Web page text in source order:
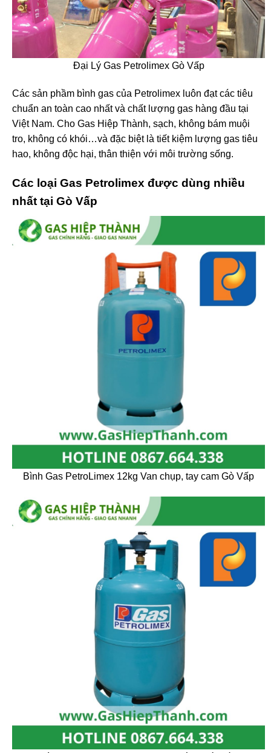
Đại Lý Gas Petrolimex Gò Vấp
Các sản phầm bình gas của Petrolimex luôn đạt các tiêu
chuẩn an toàn cao nhất và chất lượng gas hàng đầu tại
Việt Nam. Cho Gas Hiệp Thành, sạch, không bám muội
tro, không có khói…và đặc biệt là tiết kiệm lượng gas tiêu
hao, không độc hại, thân thiện với môi trường sống.
Các loại Gas Petrolimex được dùng nhiều
nhất tại Gò Vấp
Bình Gas PetroLimex 12kg Van chụp, tay cam Gò Vấp